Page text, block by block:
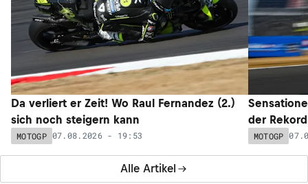
Alle Artikel
Da verliert er Zeit! Wo Raul Fernandez (2.)
sich noch steigern kann
MOTOGP 07.08.2026 - 19:53
der
MOTOGP